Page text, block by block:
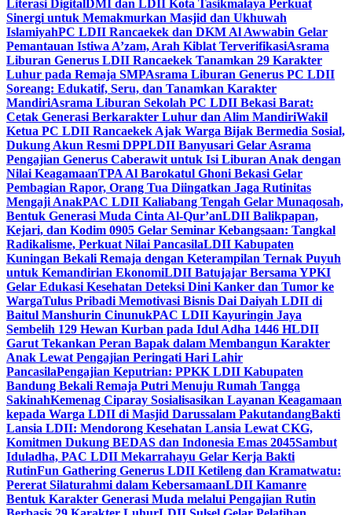
Literasi DigitalDMI dan LDII Kota Tasikmalaya Perkuat
Sinergi untuk Memakmurkan Masjid dan Ukhuwah
IslamiyahPC LDII Rancaekek dan DKM Al Awwabin Gelar
Pemantauan Istiwa A’zam, Arah Kiblat TerverifikasiAsrama
Liburan Generus LDII Rancaekek Tanamkan 29 Karakter
Luhur pada Remaja SMPAsrama Liburan Generus PC LDII
Soreang: Edukatif, Seru, dan Tanamkan Karakter
MandiriAsrama Liburan Sekolah PC LDII Bekasi Barat:
Cetak Generasi Berkarakter Luhur dan Alim MandiriWakil
Ketua PC LDII Rancaekek Ajak Warga Bijak Bermedia Sosial,
Dukung Akun Resmi DPPLDII Banyusari Gelar Asrama
Pengajian Generus Caberawit untuk Isi Liburan Anak dengan
Nilai KeagamaanTPA Al Barokatul Ghoni Bekasi Gelar
Pembagian Rapor, Orang Tua Diingatkan Jaga Rutinitas
Mengaji AnakPAC LDII Kaliabang Tengah Gelar Munaqosah,
Bentuk Generasi Muda Cinta Al-Qur’anLDII Balikpapan,
Kejari, dan Kodim 0905 Gelar Seminar Kebangsaan: Tangkal
Radikalisme, Perkuat Nilai PancasilaLDII Kabupaten
Kuningan Bekali Remaja dengan Keterampilan Ternak Puyuh
untuk Kemandirian EkonomiLDII Batujajar Bersama YPKI
Gelar Edukasi Kesehatan Deteksi Dini Kanker dan Tumor ke
WargaTulus Pribadi Memotivasi Bisnis Dai Daiyah LDII di
Baitul Manshurin CinunukPAC LDII Kayuringin Jaya
Sembelih 129 Hewan Kurban pada Idul Adha 1446 HLDII
Garut Tekankan Peran Bapak dalam Membangun Karakter
Anak Lewat Pengajian Peringati Hari Lahir
PancasilaPengajian Keputrian: PPKK LDII Kabupaten
Bandung Bekali Remaja Putri Menuju Rumah Tangga
SakinahKemenag Ciparay Sosialisasikan Layanan Keagamaan
kepada Warga LDII di Masjid Darussalam PakutandangBakti
Lansia LDII: Mendorong Kesehatan Lansia Lewat CKG,
Komitmen Dukung BEDAS dan Indonesia Emas 2045Sambut
Iduladha, PAC LDII Mekarrahayu Gelar Kerja Bakti
RutinFun Gathering Generus LDII Ketileng dan Kramatwatu:
Pererat Silaturahmi dalam KebersamaanLDII Kamanre
Bentuk Karakter Generasi Muda melalui Pengajian Rutin